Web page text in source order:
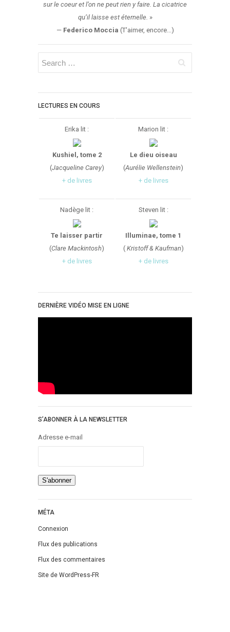
sur le coeur et l’on ne peut rien y faire. La cicatrice
qu’il laisse est éternelle. »
— Federico Moccia (T'aimer, encore...)
LECTURES EN COURS
Erika lit :
Kushiel, tome 2
(Jacqueline Carey)
+ de livres
Marion lit :
Le dieu oiseau
(Aurélie Wellenstein)
+ de livres
Nadège lit :
Te laisser partir
(Clare Mackintosh)
+ de livres
Steven lit :
Illuminae, tome 1
(Kristoff & Kaufman)
+ de livres
DERNIÈRE VIDÉO MISE EN LIGNE
S’ABONNER À LA NEWSLETTER
Adresse e-mail
MÉTA
Connexion
Flux des publications
Flux des commentaires
Site de WordPress-FR